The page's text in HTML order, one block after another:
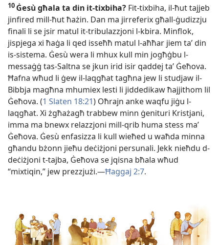
10 Ġesù għala ta din it-tixbiha? Fit-tixbiha, il-ħut tajjeb
jinfired mill-ħut ħażin. Dan ma jirreferix għall-ġudizzju
finali li se jsir matul it-tribulazzjoni l-kbira. Minflok,
jispjega xi ħaġa li qed isseħħ matul l-aħħar jiem taʼ din
is-sistema. Ġesù wera li mhux kull min jogħġbu l-
messaġġ tas-Saltna se jkun irid isir qaddej taʼ Ġeħova.
Ħafna wħud li ġew il-laqgħat tagħna jew li studjaw il-
Bibbja magħna mhumiex lesti li jiddedikaw ħajjithom lil
Ġeħova. (1 Slaten 18:21) Oħrajn anke waqfu jiġu l-
laqgħat. Xi żgħażagħ trabbew minn ġenituri Kristjani,
imma ma bnewx relazzjoni mill-qrib huma stess maʼ
Ġeħova. Ġesù enfasizza li kull wieħed u waħda minna
għandu bżonn jieħu deċiżjoni persunali. Jekk nieħdu d-
deċiżjoni t-tajba, Ġeħova se jqisna bħala wħud
“mixtiqin,” jew prezzjużi.—Ħaggaj 2:7.